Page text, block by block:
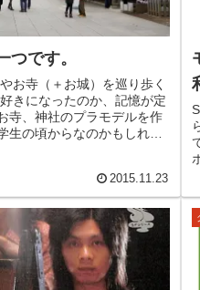
です。
お寺（＋お城）を巡り歩く
きになったのか、記憶が定
寺、神社のプラモデルを作
生の頃からなのかもしれま
2015.11.23